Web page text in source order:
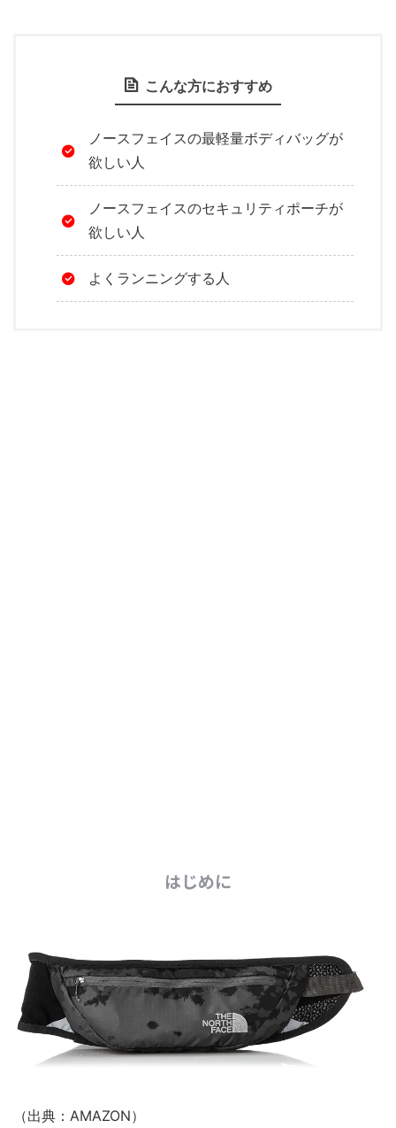
こんな方におすすめ
ノースフェイスの最軽量ボディバッグが
欲しい人
ノースフェイスのセキュリティポーチが
欲しい人
よくランニングする人
はじめに
（出典：AMAZON）